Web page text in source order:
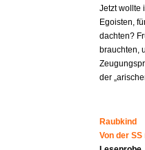
Jetzt wollte
Egoisten,
dachten?
brauchten,
der
Raubkind
Von der